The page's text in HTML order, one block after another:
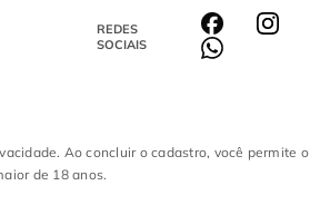
REDES
SOCIAIS
Ao concluir o cadastro, você permite o
de 18 anos.